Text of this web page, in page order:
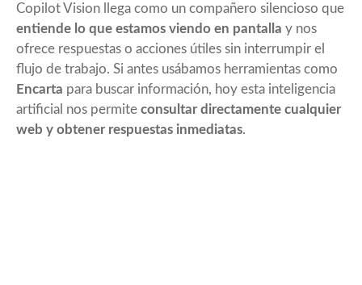
Copilot Vision llega como un compañero silencioso que
entiende lo que estamos viendo en pantalla y nos
ofrece respuestas o acciones útiles sin interrumpir el
flujo de trabajo. Si antes usábamos herramientas como
Encarta para buscar información, hoy esta inteligencia
artificial nos permite consultar directamente cualquier
web y obtener respuestas inmediatas.